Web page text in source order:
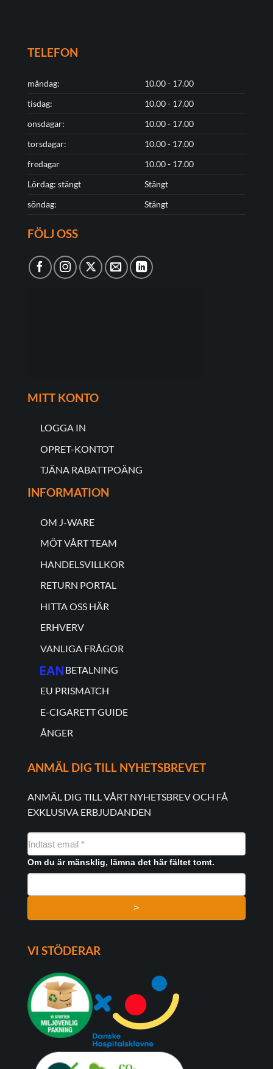
TELEFON
måndag:
10.00 - 17.00
tisdag:
10.00 - 17.00
onsdagar:
10.00 - 17.00
torsdagar:
10.00 - 17.00
fredagar
10.00 - 17.00
Lördag: stängt
Stängt
söndag:
Stängt
FÖLJ OSS
MITT KONTO
LOGGA IN
OPRET-KONTOT
TJÄNA RABATTPOÄNG
INFORMATION
OM J-WARE
MÖT VÅRT TEAM
HANDELSVILLKOR
RETURN PORTAL
HITTA OSS HÄR
ERHVERV
VANLIGA FRÅGOR
BETALNING
EU PRISMATCH
E-CIGARETT GUIDE
ÅNGER
ANMÄL DIG TILL NYHETSBREVET
ANMÄL DIG TILL VÅRT NYHETSBREV OCH FÅ
EXKLUSIVA ERBJUDANDEN
NYHEDSMAIL
FORMULAR
Om du är mänsklig, lämna det här fältet tomt.
>
VI STÖDERAR